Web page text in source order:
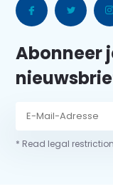
Abonneer
* Read legal